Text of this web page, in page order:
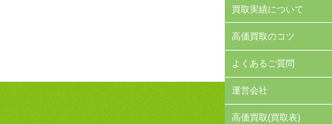
買取実績について
高価買取のコツ
よくあるご質問
運営会社
高価買取(買取表)